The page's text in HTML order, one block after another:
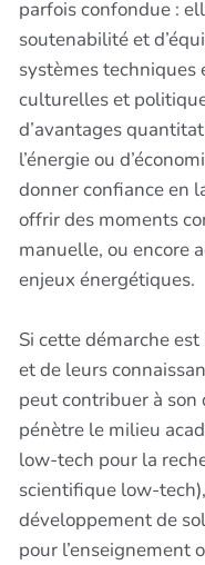
parfois confondue :
soutenabilité et
systèmes techniques
culturelles et
d’avantages
l’énergie ou
donner confiance en
offrir des moments
manuelle, ou encore
enjeux énergétiques.
Si cette démarche
et de leurs
peut contribuer à son
pénètre le milieu
low-tech pour la
scientifique low-
développement de
pour l’enseignement